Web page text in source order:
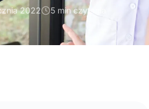
2022 5 min czytania